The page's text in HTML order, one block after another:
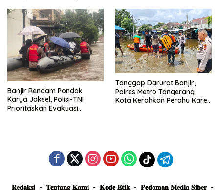
Banjir Rendam Pondok
Karya Jaksel, Polisi-TNI
Prioritaskan Evakuasi
Tanggap Darurat Banjir,
Polres Metro Tangerang
Kota Kerahkan Perahu Karet
𝐑𝐞𝐝𝐚𝐤𝐬𝐢 𝐓𝐞𝐧𝐭𝐚𝐧𝐠 𝐊𝐚𝐦𝐢 𝐊𝐨𝐝𝐞 𝐄𝐭𝐢𝐤 𝐏𝐞𝐝𝐨𝐦𝐚𝐧 𝐌𝐞𝐝𝐢𝐚 𝐒𝐢𝐛𝐞𝐫